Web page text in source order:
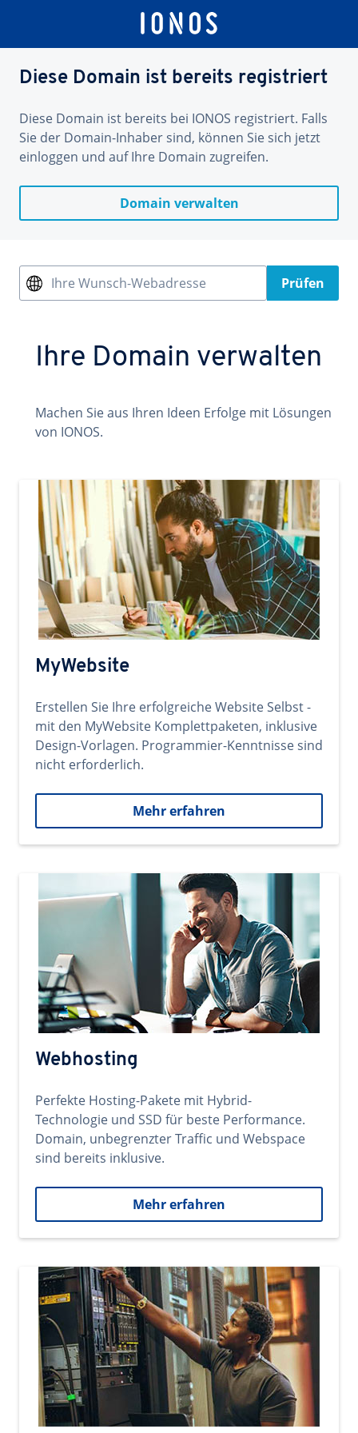
Diese Domain ist bereits registriert
Diese Domain ist bereits bei IONOS registriert. Falls
Sie der Domain-Inhaber sind, können Sie sich jetzt
einloggen und auf Ihre Domain zugreifen.
Domain verwalten
Ihre Wunsch-Webadresse Prüfen
Ihre Domain verwalten
Machen Sie aus Ihren Ideen Erfolge mit Lösungen
von IONOS.
MyWebsite
Erstellen Sie Ihre erfolgreiche Website Selbst -
mit den MyWebsite Komplettpaketen, inklusive
Design-Vorlagen. Programmier-Kenntnisse sind
nicht erforderlich.
Mehr erfahren
Webhosting
Perfekte Hosting-Pakete mit Hybrid-
Technologie und SSD für beste Performance.
Domain, unbegrenzter Traffic und Webspace
sind bereits inklusive.
Mehr erfahren